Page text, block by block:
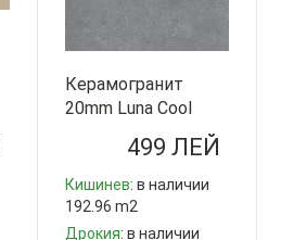
Керамогранит
20mm Luna Cool
Grey 60x60cm QUA
Granite Турция
499 ЛЕЙ
Кишинев: в наличии
192.96 m2
Дрокия: в наличии